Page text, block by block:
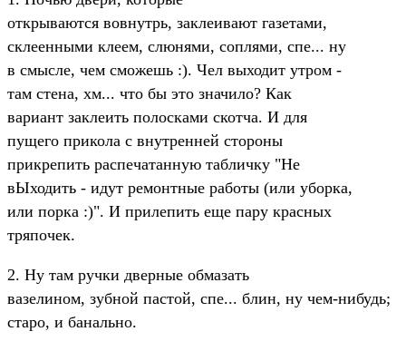
открываются вовнутрь, заклеивают газетами,
склеенными клеем, слюнями, соплями, спе... ну
в смысле, чем сможешь :). Чел выходит утром -
там стена, хм... что бы это значило? Как
вариант заклеить полосками скотча. И для
пущего прикола с внутренней стороны
прикрепить распечатанную табличку "Не
вЫходить - идут ремонтные работы (или уборка,
или порка :)". И прилепить еще пару красных
тряпочек.
2. Ну там ручки дверные обмазать
вазелином, зубной пастой, спе... блин, ну чем-нибудь;
старо, и банально.